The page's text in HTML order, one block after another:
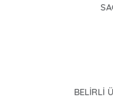
BELİRLİ